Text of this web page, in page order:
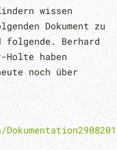
wissen
Dokument zu
folgende. Berhard
Holte haben
noch über